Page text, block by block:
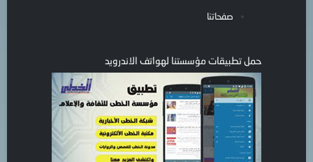
صفحاتنا
حمل تطبيقات مؤسستنا لهواتف الاندرويد